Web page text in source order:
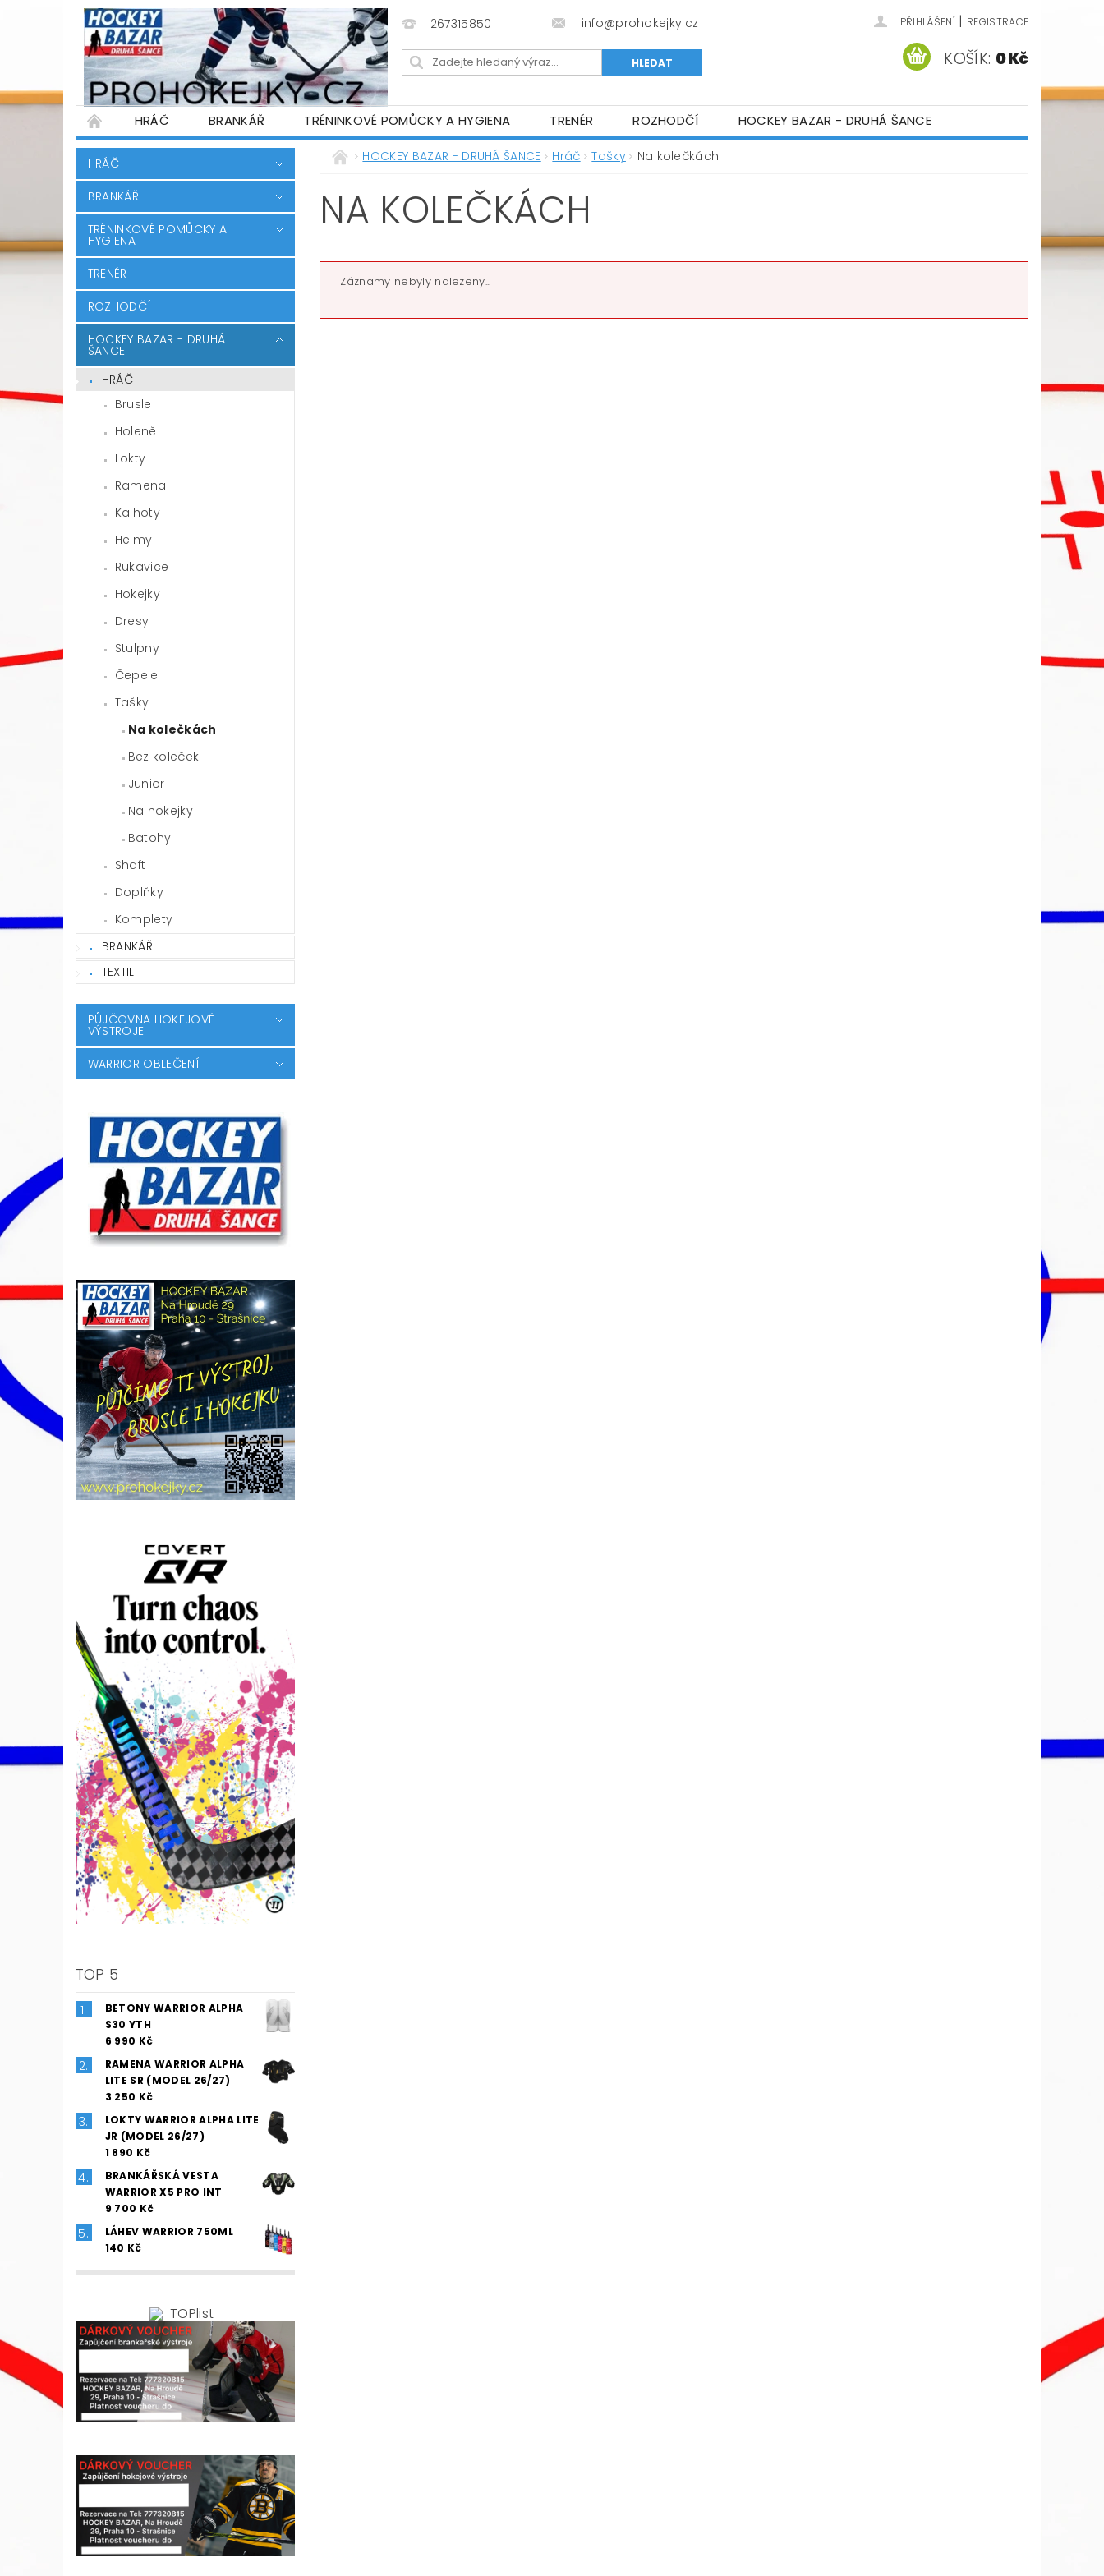
267315850 info@prohokejky.cz PŘIHLÁŠENÍ | REGISTRACE
KOŠÍK: 0 Kč
HRÁČ BRANKÁŘ TRÉNINKOVÉ POMŮCKY A HYGIENA TRENÉR ROZHODČÍ
HOCKEY BAZAR - DRUHÁ ŠANCE
PŮJČOVNA HOKEJOVÉ VÝSTROJE
WARRIOR OBLEČENÍ OBCHODNÍ PODMÍNKY NAPIŠTE NÁM
PODMÍNKY OCHRANY OSOBNÍCH ÚDAJŮ
HRÁČ
BRANKÁŘ
TRÉNINKOVÉ POMŮCKY A
HYGIENA
TRENÉR
ROZHODČÍ
HOCKEY BAZAR - DRUHÁ
ŠANCE
HRÁČ
Brusle
Holeně
Lokty
Ramena
Kalhoty
Helmy
Rukavice
Hokejky
Dresy
Stulpny
Čepele
Tašky
Na kolečkách
Bez koleček
Junior
Na hokejky
Batohy
Shaft
Doplňky
Komplety
BRANKÁŘ
TEXTIL
PŮJČOVNA HOKEJOVÉ
VÝSTROJE
WARRIOR OBLEČENÍ
TOP 5
BETONY WARRIOR ALPHA
S30 YTH
6 990 Kč
RAMENA WARRIOR ALPHA
LITE SR (MODEL 26/27)
3 250 Kč
LOKTY WARRIOR ALPHA LITE
JR (MODEL 26/27)
1 890 Kč
BRANKÁŘSKÁ VESTA
WARRIOR X5 PRO INT
9 700 Kč
LÁHEV WARRIOR 750ML
140 Kč
HOCKEY BAZAR - DRUHÁ ŠANCE Hráč Tašky Na kolečkách
NA KOLEČKÁCH
Záznamy nebyly nalezeny...